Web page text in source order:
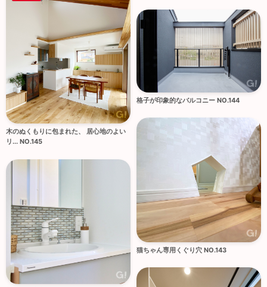
木のぬくもりに包まれた、 居心地のよい
リ... NO.145
格子が印象的なバルコニー NO.144
猫ちゃん専用くぐり穴 NO.143